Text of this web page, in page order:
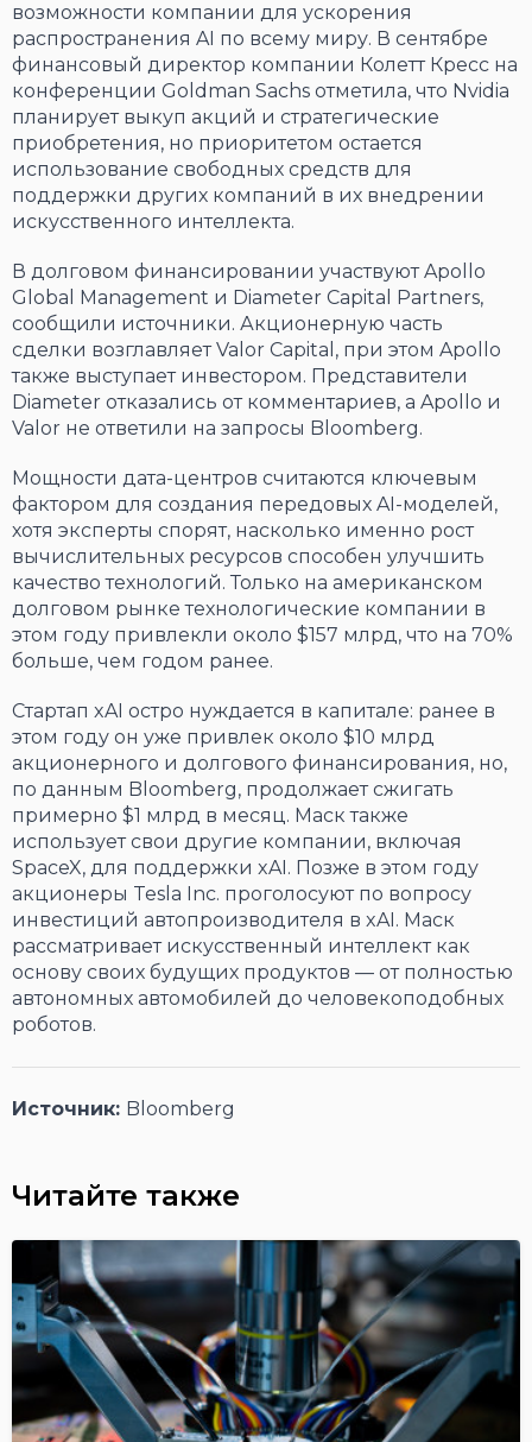
возможности компании для ускорения
распространения AI по всему миру. В сентябре
финансовый директор компании Колетт Кресс на
конференции Goldman Sachs отметила, что Nvidia
планирует выкуп акций и стратегические
приобретения, но приоритетом остается
использование свободных средств для
поддержки других компаний в их внедрении
искусственного интеллекта.
В долговом финансировании участвуют Apollo
Global Management и Diameter Capital Partners,
сообщили источники. Акционерную часть
сделки возглавляет Valor Capital, при этом Apollo
также выступает инвестором. Представители
Diameter отказались от комментариев, а Apollo и
Valor не ответили на запросы Bloomberg.
Мощности дата-центров считаются ключевым
фактором для создания передовых AI-моделей,
хотя эксперты спорят, насколько именно рост
вычислительных ресурсов способен улучшить
качество технологий. Только на американском
долговом рынке технологические компании в
этом году привлекли около $157 млрд, что на 70%
больше, чем годом ранее.
Стартап xAI остро нуждается в капитале: ранее в
этом году он уже привлек около $10 млрд
акционерного и долгового финансирования, но,
по данным Bloomberg, продолжает сжигать
примерно $1 млрд в месяц. Маск также
использует свои другие компании, включая
SpaceX, для поддержки xAI. Позже в этом году
акционеры Tesla Inc. проголосуют по вопросу
инвестиций автопроизводителя в xAI. Маск
рассматривает искусственный интеллект как
основу своих будущих продуктов — от полностью
автономных автомобилей до человекоподобных
роботов.
Источник: Bloomberg
Читайте также